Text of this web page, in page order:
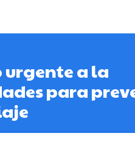
urgente a la
para